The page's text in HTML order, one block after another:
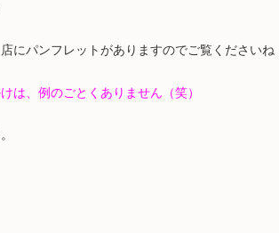
にパンフレットがありますのでご覧くださいね
は、例のごとくありません（笑）